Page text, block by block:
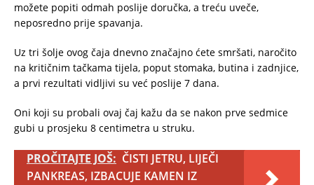
možete popiti odmah poslije doručka, a treću uveče,
neposredno prije spavanja.
Uz tri šolje ovog čaja dnevno značajno ćete smršati, naročito
na kritičnim tačkama tijela, poput stomaka, butina i zadnjice,
a prvi rezultati vidljivi su već poslije 7 dana.
Oni koji su probali ovaj čaj kažu da se nakon prve sedmice
gubi u prosjeku 8 centimetra u struku.
PROČITAJTE JOŠ: ČISTI JETRU, LIJEČI
PANKREAS, IZBACUJE KAMEN IZ